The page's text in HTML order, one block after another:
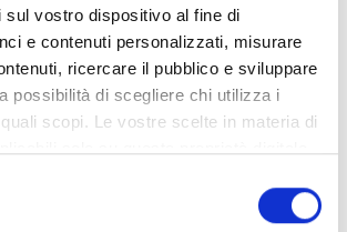
sul vostro dispositivo al fine di
e contenuti personalizzati, misurare
ricercare il pubblico e sviluppare
possibilità di scegliere chi utilizza i
scopi. Le vostre scelte in materia di
il proprio consenso in qualsiasi
WiFi gratuito Schermi TV
Prenota